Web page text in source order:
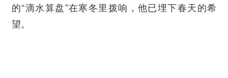
的“滴水算盘”在寒冬里拨响，他已埋下春天的希
望。